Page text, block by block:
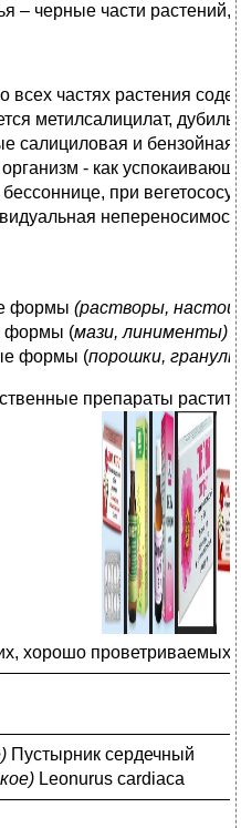
черные части растений,
всех частях растения
метилсалицилат,
салициловая и бензойная
- как
при
формы (растворы,
формы (мази, линименты)
формы (порошки,
препараты
хорошо проветриваемых
Пустырник сердечный
Leonurus cardiaca